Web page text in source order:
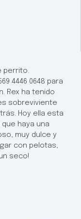
perrito.
4446 0648 para
Rex ha tenido
sobreviviente
Hoy ella esta
haya una
muy dulce y
con pelotas,
seco!